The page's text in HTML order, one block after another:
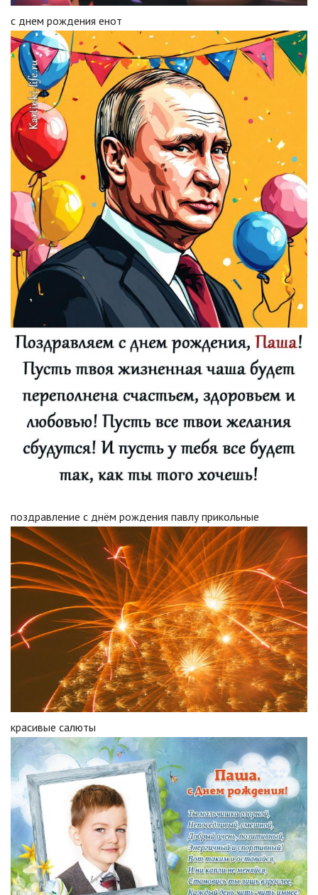
с днем рождения енот
поздравление с днём рождения павлу прикольные
красивые салюты